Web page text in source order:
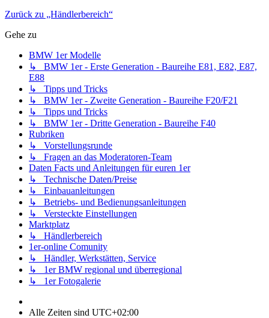
Zurück zu „Händlerbereich“
Gehe zu
BMW 1er Modelle
↳ BMW 1er - Erste Generation - Baureihe E81, E82, E87,
E88
↳ Tipps und Tricks
↳ BMW 1er - Zweite Generation - Baureihe F20/F21
↳ Tipps und Tricks
↳ BMW 1er - Dritte Generation - Baureihe F40
Rubriken
↳ Vorstellungsrunde
↳ Fragen an das Moderatoren-Team
Daten Facts und Anleitungen für euren 1er
↳ Technische Daten/Preise
↳ Einbauanleitungen
↳ Betriebs- und Bedienungsanleitungen
↳ Versteckte Einstellungen
Marktplatz
↳ Händlerbereich
1er-online Comunity
↳ Händler, Werkstätten, Service
↳ 1er BMW regional und überregional
↳ 1er Fotogalerie
Alle Zeiten sind UTC+02:00